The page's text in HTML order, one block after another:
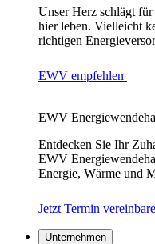
Unser Herz schlägt
hier leben. Vielleicht
richtigen
EWV empfehlen
EWV
Entdecken Sie Ihr
EWV
Energie, Wärme und
Jetzt Termin
Unternehmen